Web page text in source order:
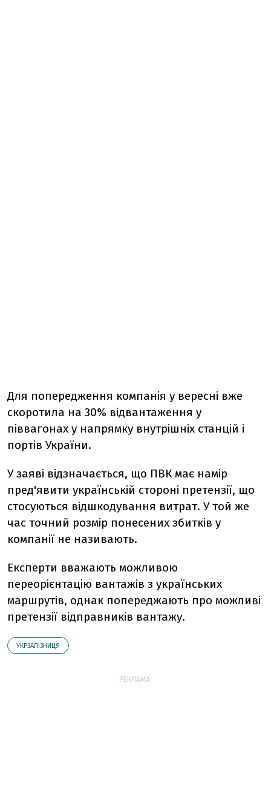
Для попередження компанія у вересні вже
скоротила на 30% відвантаження у
піввагонах у напрямку внутрішніх станцій і
портів України.
У заяві відзначається, що ПВК має намір
пред'явити українській стороні претензії, що
стосуються відшкодування витрат. У той же
час точний розмір понесених збитків у
компанії не називають.
Експерти вважають можливою
переорієнтацію вантажів з українських
маршрутів, однак попереджають про можливі
претензії відправників вантажу.
УКРЗАЛІЗНИЦЯ
РЕКЛАМА: